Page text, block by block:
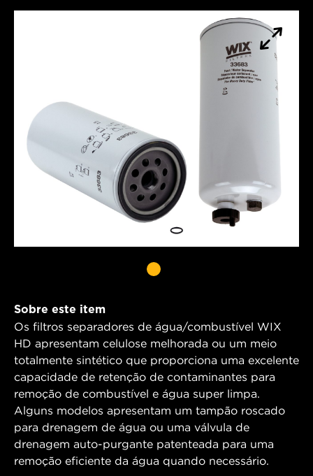
Sobre este item
Os filtros separadores de água/combustível WIX
HD apresentam celulose melhorada ou um meio
totalmente sintético que proporciona uma excelente
capacidade de retenção de contaminantes para
remoção de combustível e água super limpa.
Alguns modelos apresentam um tampão roscado
para drenagem de água ou uma válvula de
drenagem auto-purgante patenteada para uma
remoção eficiente da água quando necessário.